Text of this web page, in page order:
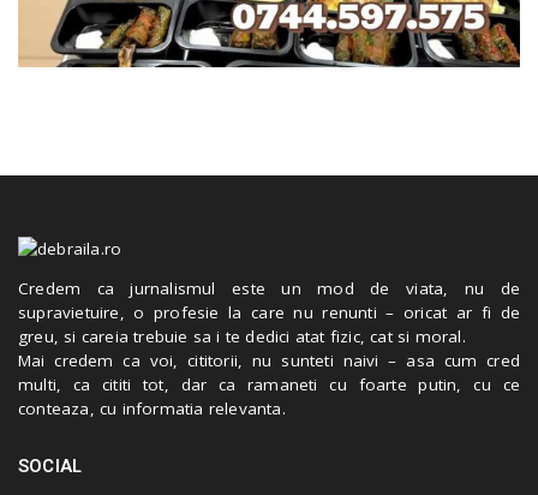
Credem ca jurnalismul este un mod de viata, nu de
supravietuire, o profesie la care nu renunti – oricat ar fi de
greu, si careia trebuie sa i te dedici atat fizic, cat si moral.
Mai credem ca voi, cititorii, nu sunteti naivi – asa cum cred
multi, ca cititi tot, dar ca ramaneti cu foarte putin, cu ce
conteaza, cu informatia relevanta.
SOCIAL